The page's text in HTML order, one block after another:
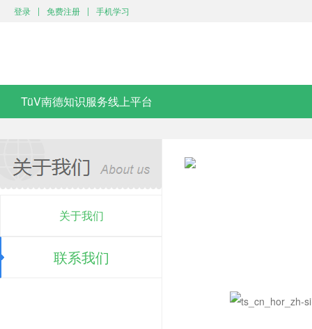
登录 | 免费注册 | 手机学习
TüV南德知识服务线上平台
关于我们
联系我们